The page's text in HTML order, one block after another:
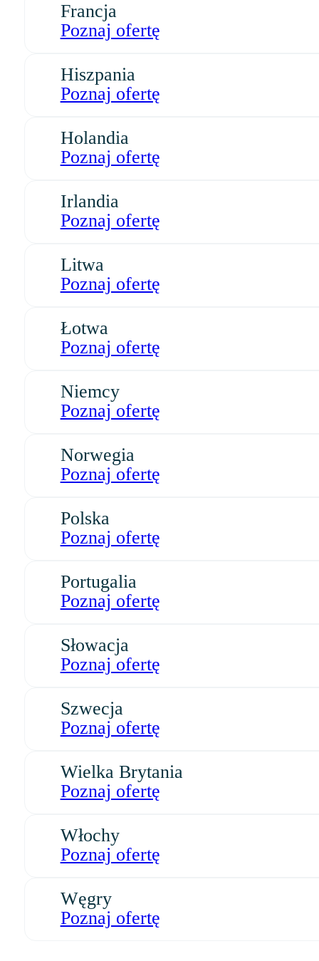
Francja
Poznaj ofertę
Hiszpania
Poznaj ofertę
Holandia
Poznaj ofertę
Irlandia
Poznaj ofertę
Litwa
Poznaj ofertę
Łotwa
Poznaj ofertę
Niemcy
Poznaj ofertę
Norwegia
Poznaj ofertę
Polska
Poznaj ofertę
Portugalia
Poznaj ofertę
Słowacja
Poznaj ofertę
Szwecja
Poznaj ofertę
Wielka Brytania
Poznaj ofertę
Włochy
Poznaj ofertę
Węgry
Poznaj ofertę